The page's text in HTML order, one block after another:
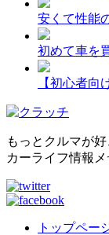
安くて性能
初めて車を
【初心者
もっとクルマが
カーライフ情報
トップペー